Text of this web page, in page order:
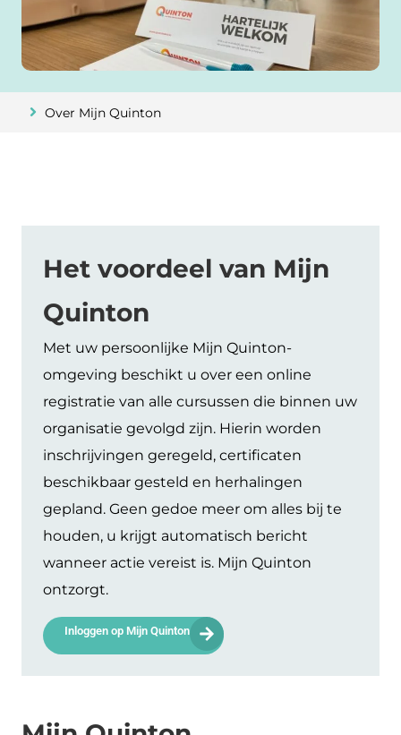
Over Mijn Quinton
Het voordeel van Mijn
Quinton
Met uw persoonlijke Mijn Quinton-
omgeving beschikt u over een online
registratie van alle cursussen die binnen uw
organisatie gevolgd zijn. Hierin worden
inschrijvingen geregeld, certificaten
beschikbaar gesteld en herhalingen
gepland. Geen gedoe meer om alles bij te
houden, u krijgt automatisch bericht
wanneer actie vereist is. Mijn Quinton
ontzorgt.
Inloggen op Mijn Quinton